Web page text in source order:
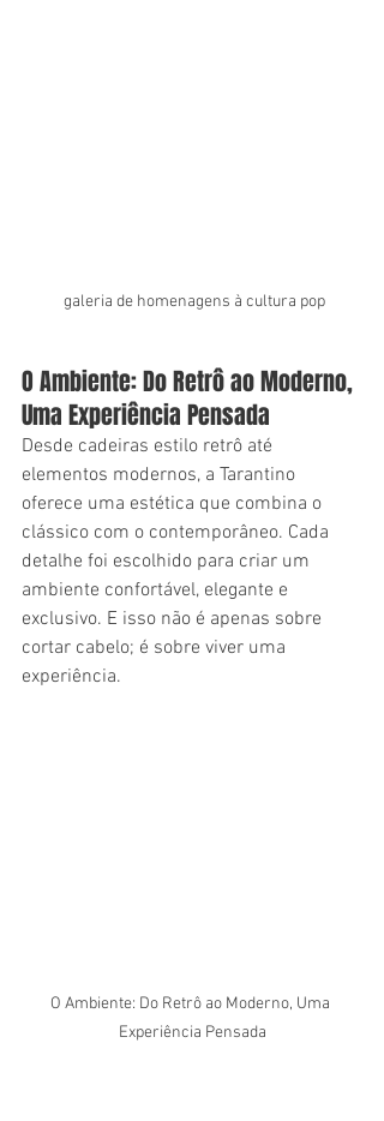
galeria de homenagens à cultura pop
O Ambiente: Do Retrô ao Moderno,
Uma Experiência Pensada
Desde cadeiras estilo retrô até
elementos modernos, a Tarantino
oferece uma estética que combina o
clássico com o contemporâneo. Cada
detalhe foi escolhido para criar um
ambiente confortável, elegante e
exclusivo. E isso não é apenas sobre
cortar cabelo; é sobre viver uma
experiência.
O Ambiente: Do Retrô ao Moderno, Uma
Experiência Pensada